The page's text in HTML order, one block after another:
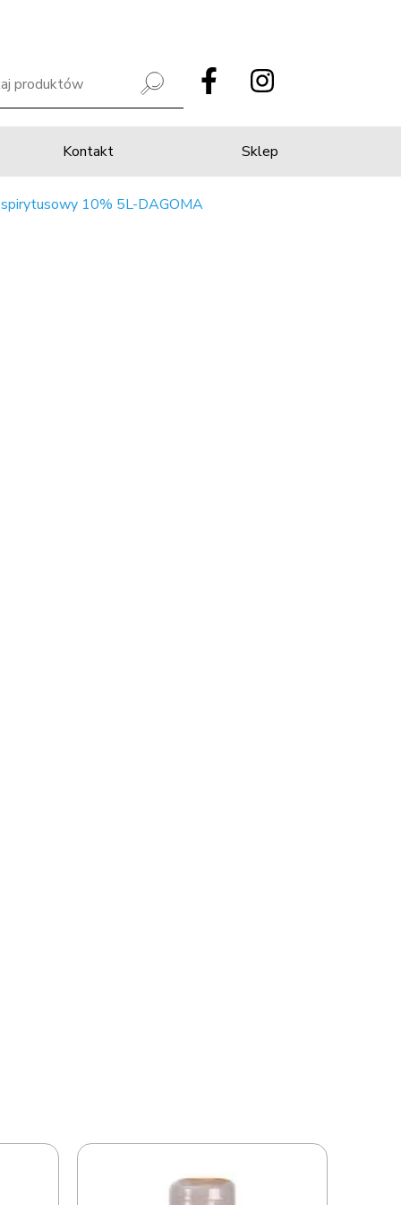
Kontakt Sklep
10% 5L-DAGOMA